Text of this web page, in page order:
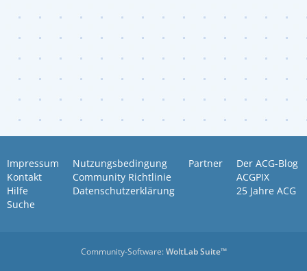
Impressum
Kontakt
Hilfe
Suche
Nutzungsbedingung
Community Richtlinie
Datenschutzerklärung
Partner
Der ACG-Blog
ACGPIX
25 Jahre ACG
Community-Software:WoltLab Suite™